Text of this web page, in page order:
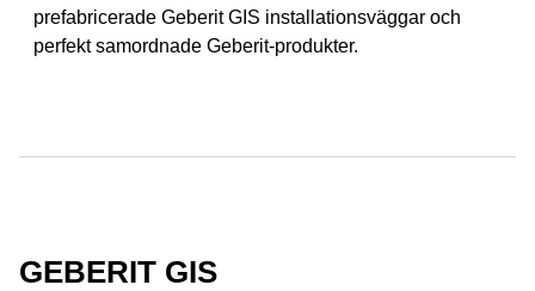
prefabricerade Geberit GIS installationsväggar och
perfekt samordnade Geberit-produkter.
GEBERIT GIS